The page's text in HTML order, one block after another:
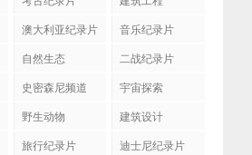
澳大利亚纪录片
音乐纪录片
自然生态
二战纪录片
史密森尼频道
宇宙探索
野生动物
建筑设计
旅行纪录片
迪士尼纪录片